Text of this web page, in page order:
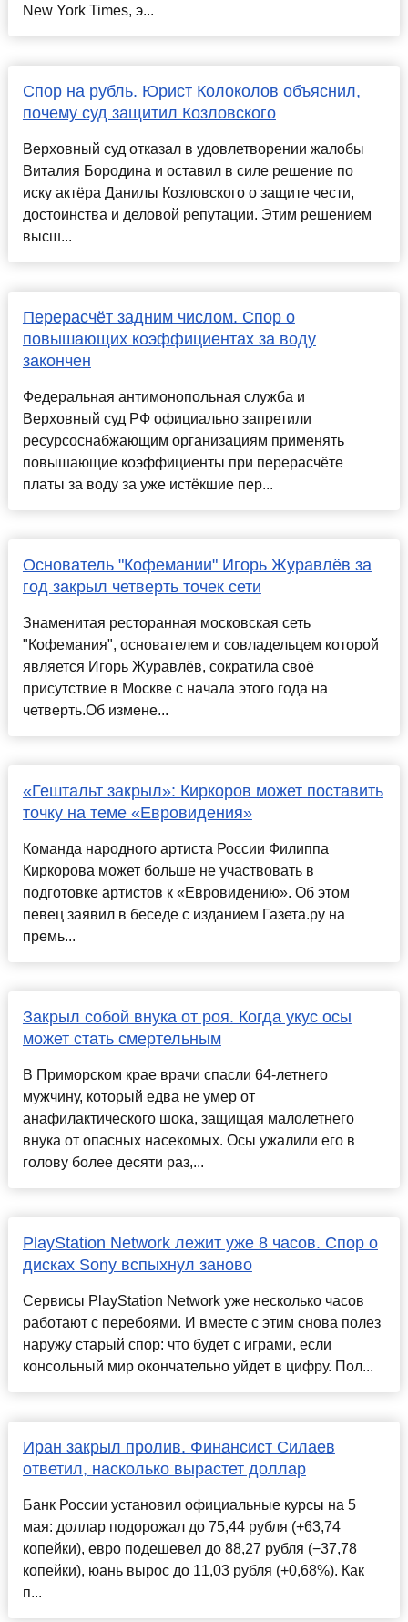
New York Times, э...
Спор на рубль. Юрист Колоколов объяснил,
почему суд защитил Козловского
Верховный суд отказал в удовлетворении жалобы
Виталия Бородина и оставил в силе решение по
иску актёра Данилы Козловского о защите чести,
достоинства и деловой репутации. Этим решением
высш...
Перерасчёт задним числом. Спор о
повышающих коэффициентах за воду
закончен
Федеральная антимонопольная служба и
Верховный суд РФ официально запретили
ресурсоснабжающим организациям применять
повышающие коэффициенты при перерасчёте
платы за воду за уже истёкшие пер...
Основатель "Кофемании" Игорь Журавлёв за
год закрыл четверть точек сети
Знаменитая ресторанная московская сеть
"Кофемания", основателем и совладельцем которой
является Игорь Журавлёв, сократила своё
присутствие в Москве с начала этого года на
четверть.Об измене...
«Гештальт закрыл»: Киркоров может поставить
точку на теме «Евровидения»
Команда народного артиста России Филиппа
Киркорова может больше не участвовать в
подготовке артистов к «Евровидению». Об этом
певец заявил в беседе с изданием Газета.ру на
премь...
Закрыл собой внука от роя. Когда укус осы
может стать смертельным
В Приморском крае врачи спасли 64-летнего
мужчину, который едва не умер от
анафилактического шока, защищая малолетнего
внука от опасных насекомых. Осы ужалили его в
голову более десяти раз,...
PlayStation Network лежит уже 8 часов. Спор о
дисках Sony вспыхнул заново
Сервисы PlayStation Network уже несколько часов
работают с перебоями. И вместе с этим снова полез
наружу старый спор: что будет с играми, если
консольный мир окончательно уйдет в цифру. Пол...
Иран закрыл пролив. Финансист Силаев
ответил, насколько вырастет доллар
Банк России установил официальные курсы на 5
мая: доллар подорожал до 75,44 рубля (+63,74
копейки), евро подешевел до 88,27 рубля (−37,78
копейки), юань вырос до 11,03 рубля (+0,68%). Как
п...